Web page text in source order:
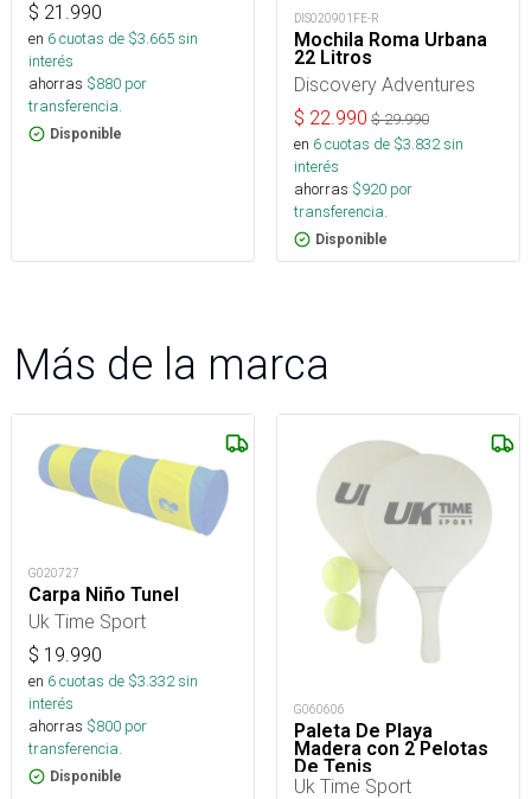
$ 21.990
en 6cuotas de $3.665sin
interés
ahorras $880 por
transferencia.
Disponible
DIS020901FE-R
Mochila Roma Urbana
22 Litros
Discovery Adventures
$ 22.990 $29.990
en 6cuotas de $3.832sin
interés
ahorras $920 por
transferencia.
Disponible
Más de la marca
G020727
Carpa Niño Tunel
Uk Time Sport
$ 19.990
en 6cuotas de $3.332sin
interés
ahorras $800 por
transferencia.
Disponible
G060606
Paleta De Playa
Madera con 2 Pelotas
De Tenis
Uk Time Sport